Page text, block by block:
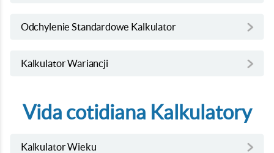
Odchylenie Standardowe Kalkulator
Kalkulator Wariancji
Vida cotidiana Kalkulatory
Kalkulator Wieku